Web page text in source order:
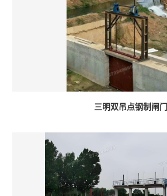
三明双吊点钢制闸门